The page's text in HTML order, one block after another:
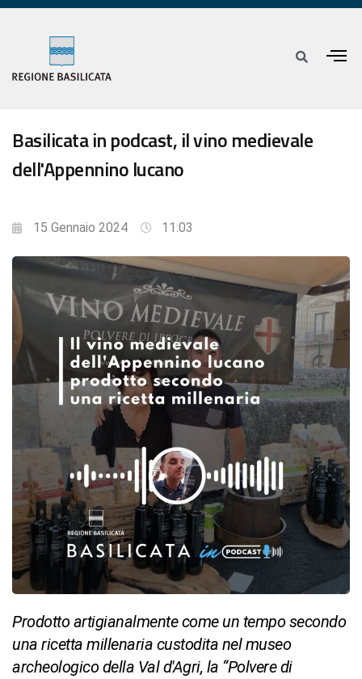
Basilicata in podcast, il vino medievale
dell'Appennino lucano
15 Gennaio 2024 11:03
Prodotto artigianalmente come un tempo secondo
una ricetta millenaria custodita nel museo
archeologico della Val d'Agri, la “Polvere di